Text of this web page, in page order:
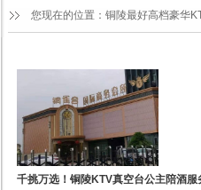
千挑万选！铜陵KTV真空台公主陪酒服
您现在的位置： 铜陵最好高档豪华